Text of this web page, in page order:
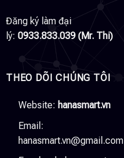
Đăng ký làm đại
lý: 0933.833.039 (Mr. Thi)
THEO DÕI CHÚNG TÔI
Website: hanasmart.vn
Email:
hanasmart.vn@gmail.com